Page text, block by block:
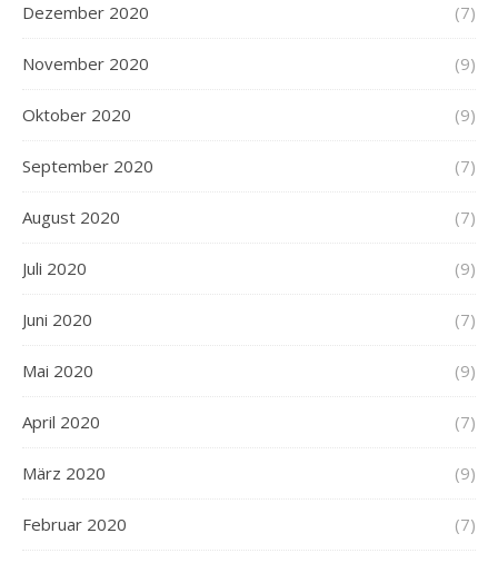
Dezember 2020 (7)
November 2020 (9)
Oktober 2020 (9)
September 2020 (7)
August 2020 (7)
Juli 2020 (9)
Juni 2020 (7)
Mai 2020 (9)
April 2020 (7)
März 2020 (9)
Februar 2020 (7)